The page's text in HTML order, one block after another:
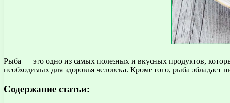
Рыба — это одно из самых полезных и вкусных продуктов,
необходимых для здоровья человека. Кроме того, рыба
Содержание статьи: